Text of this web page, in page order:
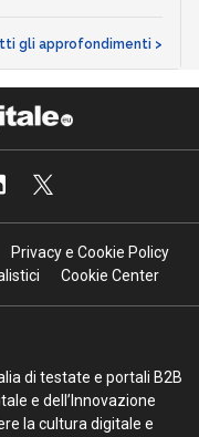
gli approfondimenti >
Privacy e Cookie Policy
Cookie Center
di testate e portali B2B
e dell’Innovazione
la cultura digitale e